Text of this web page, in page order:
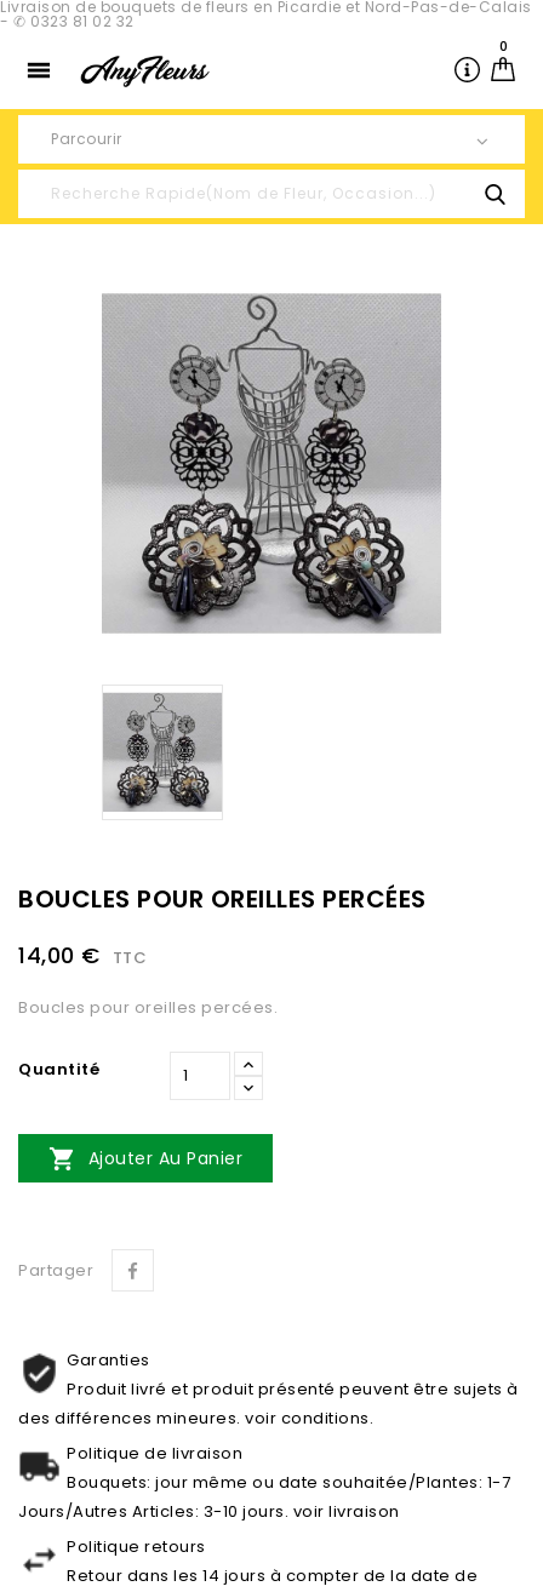
Livraison de bouquets de fleurs en Picardie et Nord-Pas-de-Calais
- ✆ 0323 81 02 32

0
Parcourir
BOUCLES POUR OREILLES PERCÉES
14,00 € TTC
Boucles pour oreilles percées.
Quantité
 Ajouter Au Panier
Partager
Garanties
Produit livré et produit présenté peuvent être sujets à
des différences mineures. voir conditions.
Politique de livraison
Bouquets: jour même ou date souhaitée/Plantes: 1-7
Jours/Autres Articles: 3-10 jours. voir livraison
Politique retours
Retour dans les 14 jours à compter de la date de